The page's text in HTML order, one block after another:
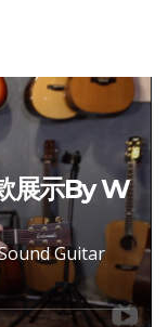
展示By W
Guitar